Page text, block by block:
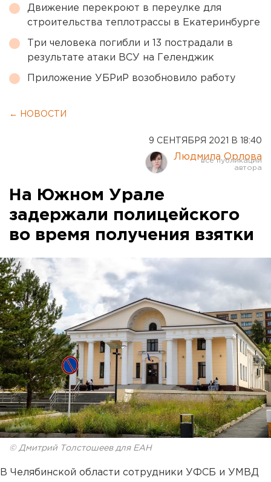
Движение перекроют в переулке для
строительства теплотрассы в Екатеринбурге
Три человека погибли и 13 пострадали в
результате атаки ВСУ на Геленджик
Приложение УБРиР возобновило работу
← НОВОСТИ
9 СЕНТЯБРЯ 2021 В 18:40
Людмила Орлова
На Южном Урале
задержали полицейского
во время получения взятки
© Дмитрий Толстошеев для ЕАН
В Челябинской области сотрудники УФСБ и УМВД